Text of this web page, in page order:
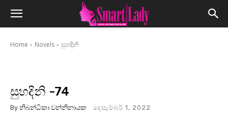
Home Novels සුහදිනි
සුහදිනි -74
By නිබන්ධිකා වන්නිනායක දෙසැම්බර් 1, 2022